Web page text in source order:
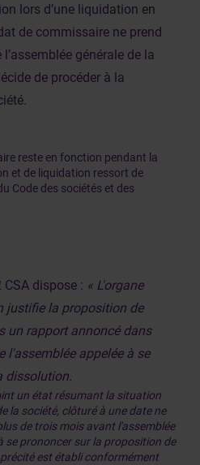
lors d’une liquidation en
de commissaire ne prend
générale de la
de procéder à la
reste en fonction pendant la
et de liquidation ressort de
Code des sociétés et des
dispose : « L'organe
justifie la proposition de
un rapport annoncé dans
l'assemblée appelée à se
dissolution.
un état résumant la situation
la société, clôturé à une date ne
de trois mois avant l'assemblée
se prononcer sur la proposition de
est établi conformément